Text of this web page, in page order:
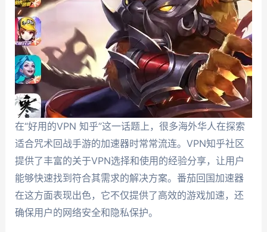
在“好用的VPN 知乎”这一话题上，很多海外华人在探索
适合咒术回战手游的加速器时常常流连。VPN知乎社区
提供了丰富的关于VPN选择和使用的经验分享，让用户
能够快速找到符合其需求的解决方案。番茄回国加速器
在这方面表现出色，它不仅提供了高效的游戏加速，还
确保用户的网络安全和隐私保护。